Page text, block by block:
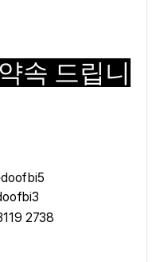
속 드립니
2738